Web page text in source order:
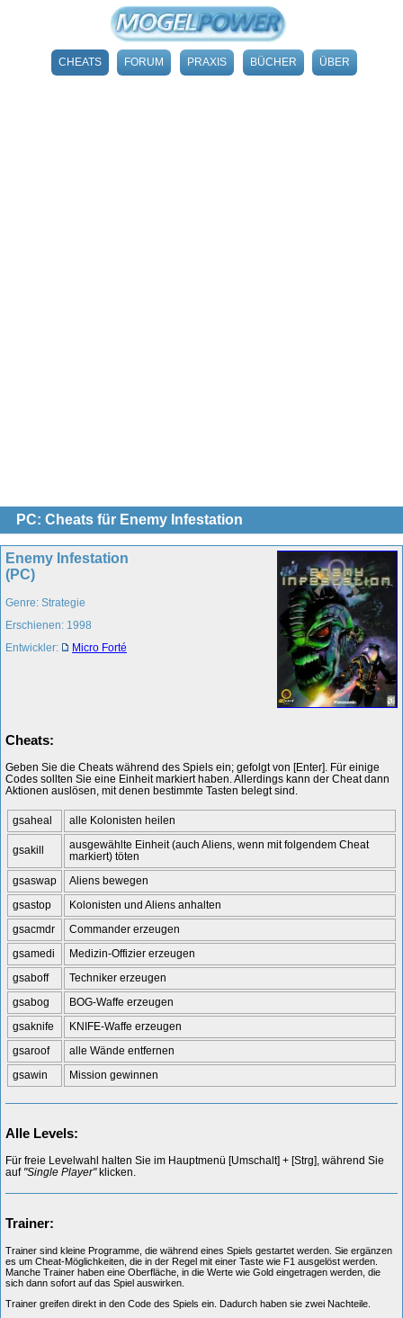
CHEATS FORUM PRAXIS BÜCHER ÜBER
PC: Cheats für Enemy Infestation
Enemy Infestation
(PC)
Genre: Strategie
Erschienen: 1998
Entwickler:
Micro Forté
Cheats:
Geben Sie die Cheats während des Spiels ein; gefolgt von [Enter]. Für einige
Codes sollten Sie eine Einheit markiert haben. Allerdings kann der Cheat dann
Aktionen auslösen, mit denen bestimmte Tasten belegt sind.
gsaheal alle Kolonisten heilen
gsakill
ausgewählte Einheit (auch Aliens, wenn mit folgendem Cheat
markiert) töten
gsaswap
Aliens bewegen
gsastop
Kolonisten und Aliens anhalten
gsacmdr
Commander erzeugen
gsamedi
Medizin-Offizier erzeugen
gsaboff
Techniker erzeugen
gsabog
BOG-Waffe erzeugen
gsaknife
KNIFE-Waffe erzeugen
gsaroof
alle Wände entfernen
gsawin
Mission gewinnen
Alle Levels:
Für freie Levelwahl halten Sie im Hauptmenü [Umschalt] + [Strg], während Sie
auf "Single Player"klicken.
Trainer:
Trainer sind kleine Programme, die während eines Spiels gestartet werden. Sie ergänzen
es um Cheat-Möglichkeiten, die in der Regel mit einer Taste wie F1 ausgelöst werden.
Manche Trainer haben eine Oberfläche, in die Werte wie Gold eingetragen werden, die
sich dann sofort auf das Spiel auswirken.
Trainer greifen direkt in den Code des Spiels ein. Dadurch haben sie zwei Nachteile.